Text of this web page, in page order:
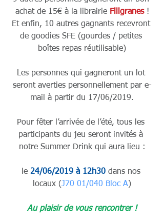
achat de 15€ à la librairie Filigranes !
Et enfin, 10 autres gagnants recevront
de goodies SFE (gourdes / petites
boîtes repas réutilisable)
Les personnes qui gagneront un lot
seront averties personnellement par e-
mail à partir du 17/06/2019.
Pour fêter l’arrivée de l’été, tous les
participants du jeu seront invités à
notre Summer Drink qui aura lieu :
le 24/06/2019 à 12h30 dans nos
locaux (J70 01/040 Bloc A)
Au plaisir de vous rencontrer !